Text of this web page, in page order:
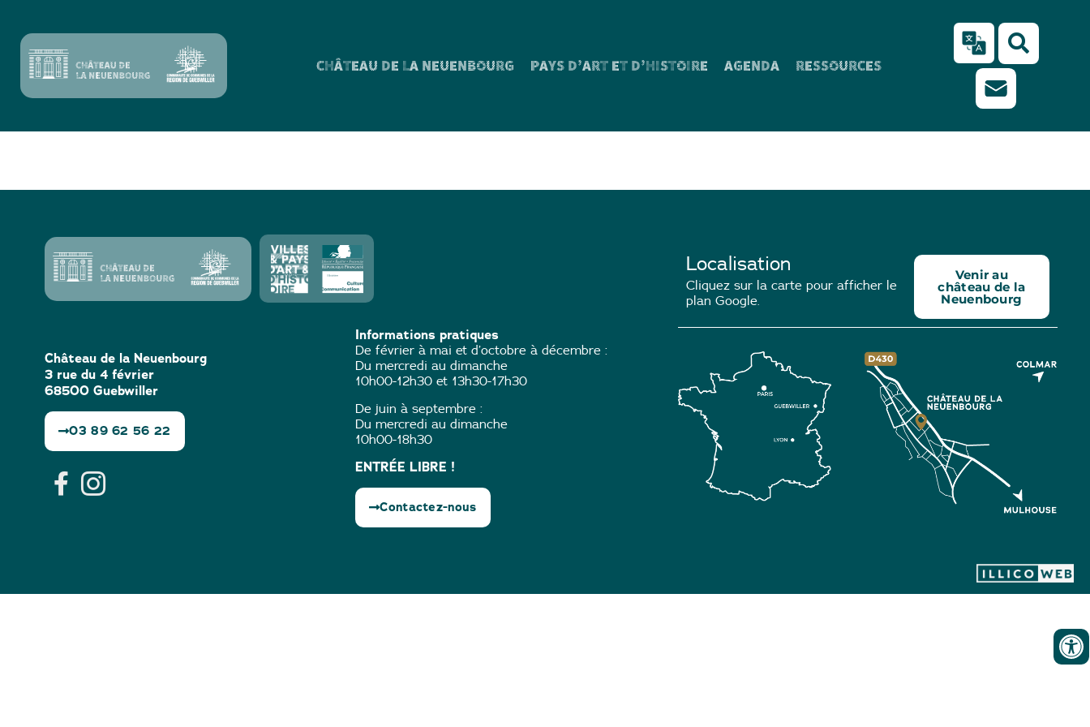
CHÂTEAU DE LA NEUENBOURG PAYS D’ART ET D’HISTOIRE AGENDA RESSOURCES
Château de la Neuenbourg
3 rue du 4 février
68500 Guebwiller
03 89 62 56 22
Informations pratiques
De février à mai et d’octobre à décembre :
Du mercredi au dimanche
10h00-12h30 et 13h30-17h30
De juin à septembre :
Du mercredi au dimanche
10h00-18h30
ENTRÉE LIBRE !
Contactez-nous
Localisation
Cliquez sur la carte pour afficher le
plan Google.
Venir au
château de la
Neuenbourg